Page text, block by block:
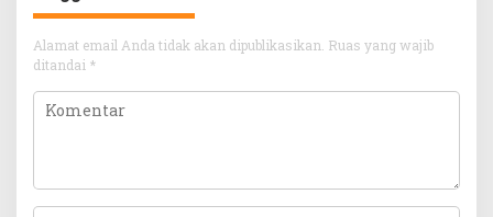
Alamat email Anda tidak akan dipublikasikan. Ruas yang wajib
ditandai *